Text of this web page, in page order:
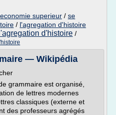
superieur / se
/ l'agregation d'histoire
d'histoire /
— Wikipédia
grammaire est organisé,
de lettres modernes
classiques (externe et
des professeurs agrégés